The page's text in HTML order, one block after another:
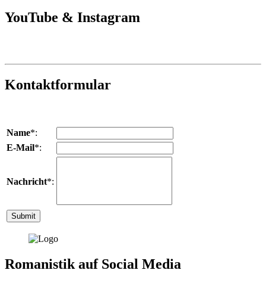
YouTube & Instagram
Kontaktformular
Name*:
E-Mail*:
Nachricht*:
Romanistik auf Social Media